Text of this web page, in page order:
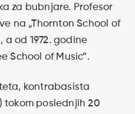
za bubnjare. Profesor
na „Thornton School of
a od 1972. godine
School of Music“.
kontrabasista
tokom poslednjih 20